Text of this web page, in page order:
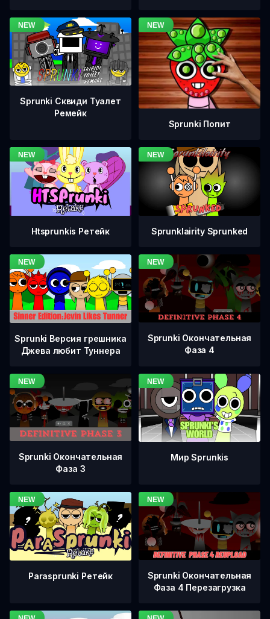
Sprunki Сквиди Туалет
Ремейк
Sprunki Попит
Htsprunkis Ретейк Sprunklairity Sprunked
Sprunki Версия грешника
Джева любит Туннера
Sprunki Окончательная
Фаза 4
Sprunki Окончательная
Фаза 3
Мир Sprunkis
Parasprunki Ретейк
Sprunki Окончательная
Фаза 4 Перезагрузка